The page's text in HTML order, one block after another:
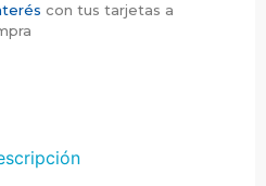
con tus tarjetas a